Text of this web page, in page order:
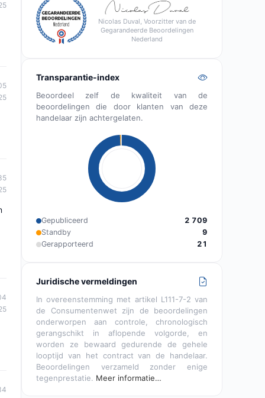
Nicolas Duval, Voorzitter van de
Gegarandeerde Beoordelingen
Nederland
Transparantie-index
Beoordeel zelf de kwaliteit van de
beoordelingen die door klanten van deze
handelaar zijn achtergelaten.
Gepubliceerd
2 709
Standby
9
Gerapporteerd
21
Juridische vermeldingen
In overeenstemming met artikel L111-7-2 van
de Consumentenwet zijn de beoordelingen
onderworpen aan controle, chronologisch
gerangschikt in aflopende volgorde, en
worden ze bewaard gedurende de gehele
looptijd van het contract van de handelaar.
Beoordelingen verzameld zonder enige
tegenprestatie. Meer informatie…